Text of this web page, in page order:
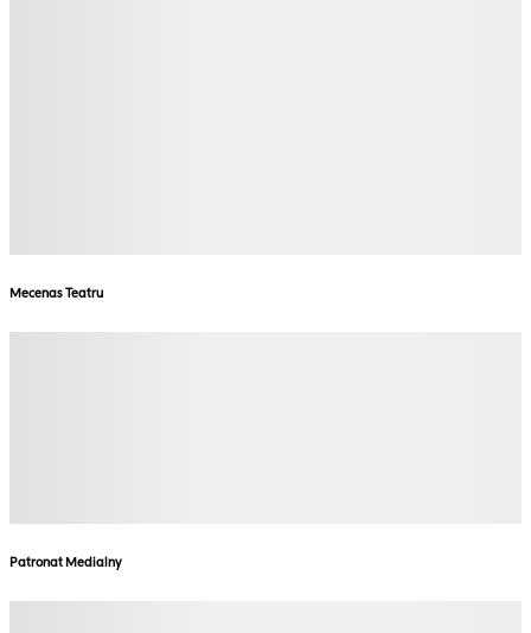
Mecenas Teatru
Patronat Medialny